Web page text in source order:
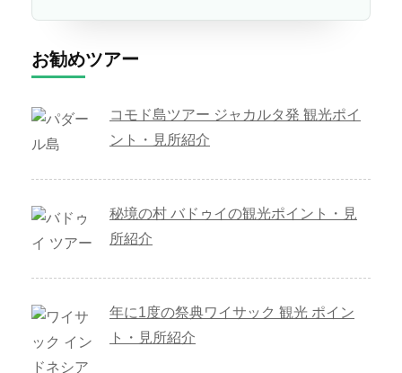
お勧めツアー
コモド島ツアー ジャカルタ発 観光ポイ
ント・見所紹介
秘境の村 バドゥイの観光ポイント・見
所紹介
年に1度の祭典ワイサック 観光 ポイン
ト・見所紹介